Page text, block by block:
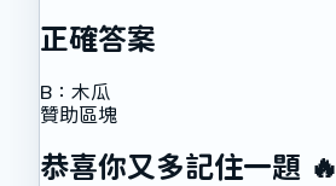
正確答案
B ： 木瓜
贊助區塊
恭喜你又多記住一題 🔥